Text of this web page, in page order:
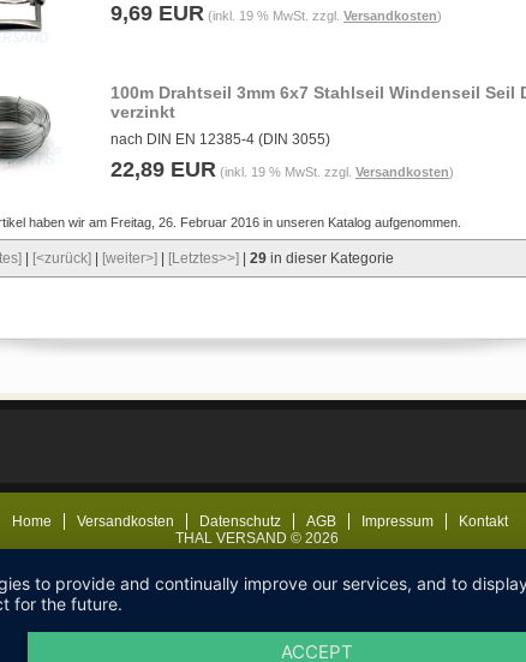
9,69 EUR (inkl. 19 % MwSt. zzgl. Versandkosten)
100m Drahtseil 3mm 6x7 Stahlseil Windenseil Seil
verzinkt
nach DIN EN 12385-4 (DIN 3055)
22,89 EUR (inkl. 19 % MwSt. zzgl. Versandkosten)
haben wir am Freitag, 26. Februar 2016 in unseren Katalog aufgenommen.
[<zurück] [weiter>] [Letztes>>] 29 in dieser Kategorie
Home Versandkosten Datenschutz AGB Impressum
Kontakt
THAL VERSAND © 2026
to provide and continually improve our services, and to
for the future.
ACCEPT